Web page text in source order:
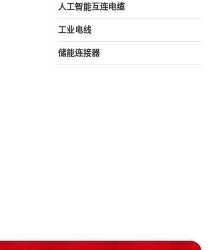
人工智能互连电缆
工业电线
储能连接器